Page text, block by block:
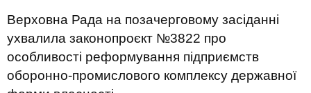
Верховна Рада на позачерговому засіданні
ухвалила законопроєкт №3822 про
особливості реформування підприємств
оборонно-промислового комплексу державної